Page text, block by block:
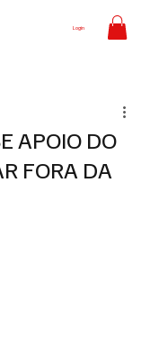
Login
APOIO DO
FORA DA